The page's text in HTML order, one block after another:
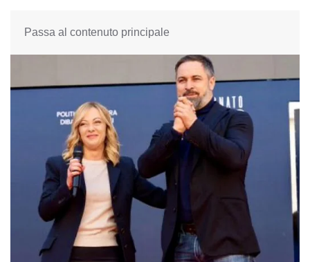
Passa al contenuto principale